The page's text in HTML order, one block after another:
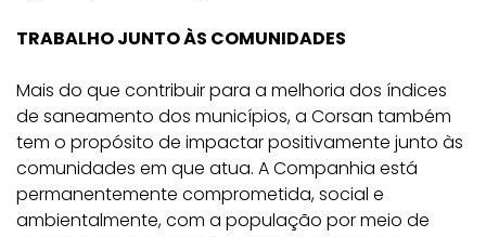
TRABALHO JUNTO ÀS COMUNIDADES
Mais do que contribuir para a melhoria dos índices
de saneamento dos municípios, a Corsan também
tem o propósito de impactar positivamente junto às
comunidades em que atua. A Companhia está
permanentemente comprometida, social e
ambientalmente, com a população por meio de